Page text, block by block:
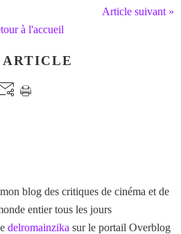
Article suivant »
à l'accueil
ARTICLE
blog des critiques de cinéma et de
entier tous les jours
delromainzika sur le portail Overblog